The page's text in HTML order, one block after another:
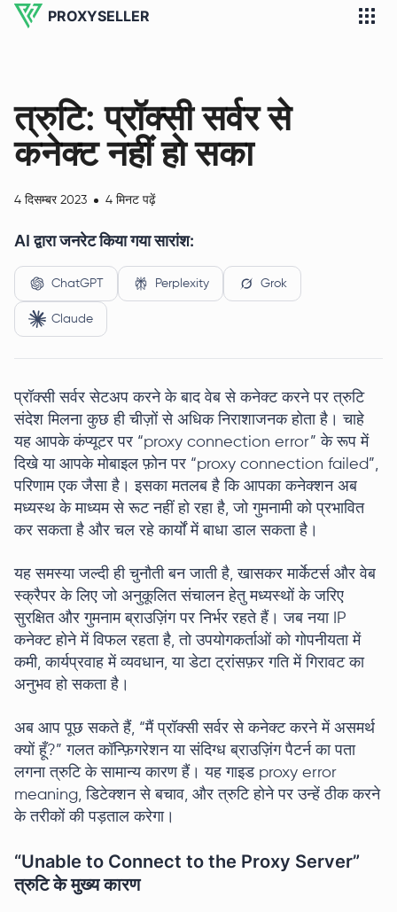
PROXYSELLER
त्रुटि: प्रॉक्सी सर्वर से
कनेक्ट नहीं हो सका
4 दिसम्बर 2023 4 मिनट पढ़ें
AI द्वारा जनरेट किया गया सारांश:
ChatGPT Perplexity Grok
Claude
प्रॉक्सी सर्वर सेटअप करने के बाद वेब से कनेक्ट करने पर त्रुटि
संदेश मिलना कुछ ही चीज़ों से अधिक निराशाजनक होता है। चाहे
यह आपके कंप्यूटर पर “proxy connection error” के रूप में
दिखे या आपके मोबाइल फ़ोन पर “proxy connection failed”,
परिणाम एक जैसा है। इसका मतलब है कि आपका कनेक्शन अब
मध्यस्थ के माध्यम से रूट नहीं हो रहा है, जो गुमनामी को प्रभावित
कर सकता है और चल रहे कार्यों में बाधा डाल सकता है।
यह समस्या जल्दी ही चुनौती बन जाती है, खासकर मार्केटर्स और वेब
स्क्रैपर के लिए जो अनुकूलित संचालन हेतु मध्यस्थों के जरिए
सुरक्षित और गुमनाम ब्राउज़िंग पर निर्भर रहते हैं। जब नया IP
कनेक्ट होने में विफल रहता है, तो उपयोगकर्ताओं को गोपनीयता में
कमी, कार्यप्रवाह में व्यवधान, या डेटा ट्रांसफ़र गति में गिरावट का
अनुभव हो सकता है।
अब आप पूछ सकते हैं, “मैं प्रॉक्सी सर्वर से कनेक्ट करने में असमर्थ
क्यों हूँ?” गलत कॉन्फ़िगरेशन या संदिग्ध ब्राउज़िंग पैटर्न का पता
लगना त्रुटि के सामान्य कारण हैं। यह गाइड proxy error
meaning, डिटेक्शन से बचाव, और त्रुटि होने पर उन्हें ठीक करने
के तरीकों की पड़ताल करेगा।
“Unable to Connect to the Proxy Server”
त्रुटि के मुख्य कारण